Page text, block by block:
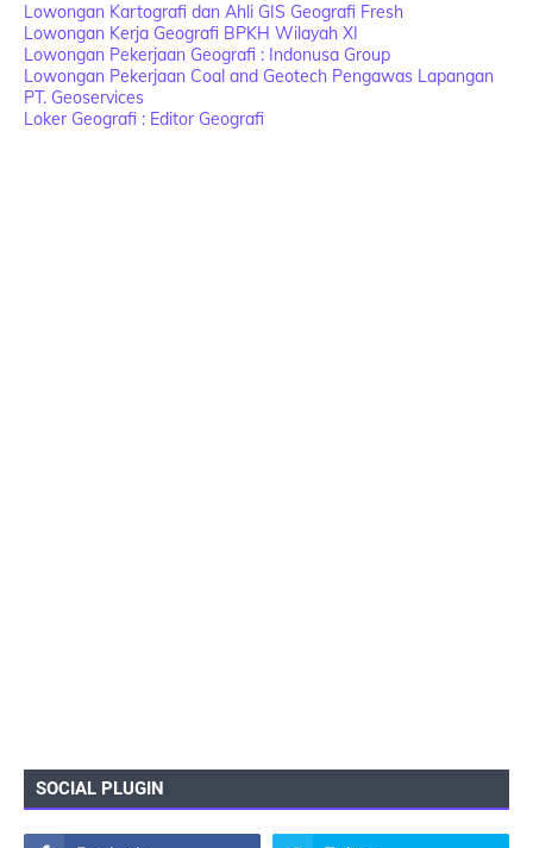
Lowongan Kartografi dan Ahli GIS Geografi Fresh
Lowongan Kerja Geografi BPKH Wilayah XI
Lowongan Pekerjaan Geografi : Indonusa Group
Lowongan Pekerjaan Coal and Geotech Pengawas Lapangan
PT. Geoservices
Loker Geografi : Editor Geografi
SOCIAL PLUGIN